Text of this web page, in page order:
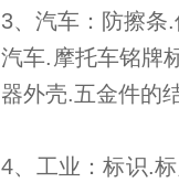
3、汽车：防擦条
汽车.摩托车铭牌
器外壳.五金件的
4、工业：标识.